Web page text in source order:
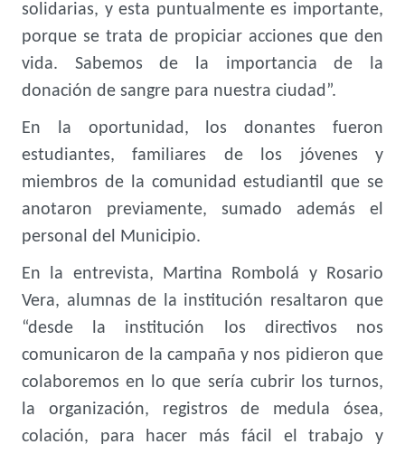
solidarias, y esta puntualmente es importante,
porque se trata de propiciar acciones que den
vida. Sabemos de la importancia de la
donación de sangre para nuestra ciudad”.
En la oportunidad, los donantes fueron
estudiantes, familiares de los jóvenes y
miembros de la comunidad estudiantil que se
anotaron previamente, sumado además el
personal del Municipio.
En la entrevista, Martina Rombolá y Rosario
Vera, alumnas de la institución resaltaron que
“desde la institución los directivos nos
comunicaron de la campaña y nos pidieron que
colaboremos en lo que sería cubrir los turnos,
la organización, registros de medula ósea,
colación, para hacer más fácil el trabajo y